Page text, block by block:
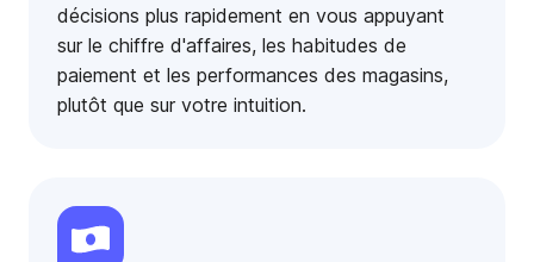
décisions plus rapidement en vous appuyant
sur le chiffre d'affaires, les habitudes de
paiement et les performances des magasins,
plutôt que sur votre intuition.